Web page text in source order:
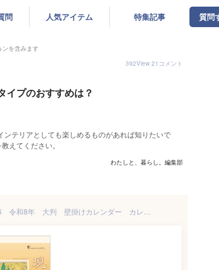
問 人気アイテム 特集記事 質問
ンを含みます
392View 21 コメント
イプのおすすめは？
テリアとしても楽しめるものがあれば知りたいで
えてください。
わたしと、暮らし。編集部